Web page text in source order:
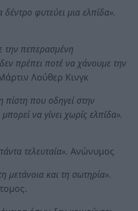
φυτεύει μια ελπίδα».
την πεπερασμένη
πρέπει ποτέ να χάνουμε την
Λούθερ Κινγκ
πίστη που οδηγεί στην
να γίνει χωρίς ελπίδα».
τελευταία». Ανώνυμος
μετάνοια και τη σωτηρία».